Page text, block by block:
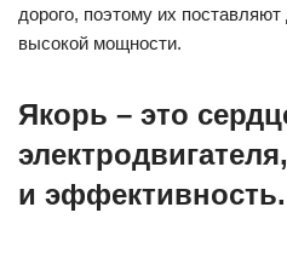
дорого, поэтому их
высокой мощности.
Якорь – это
и эффективность.